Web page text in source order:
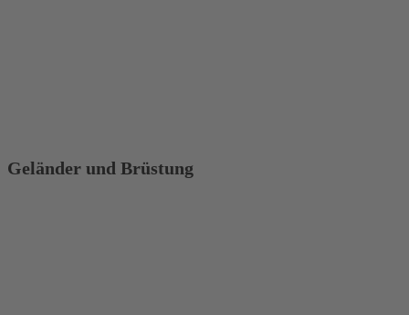
Geländer und Brüstung